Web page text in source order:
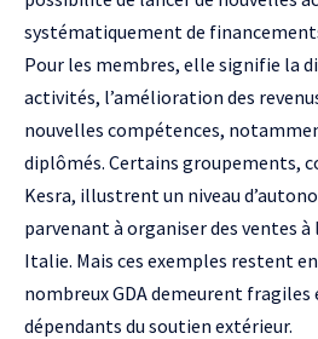
systématiquement de
Pour les membres, elle signifie la
activités, l’amélioration des
nouvelles compétences,
diplômés. Certains groupements,
Kesra, illustrent un niveau
parvenant à organiser des ventes
Italie. Mais ces exemples restent
nombreux GDA demeurent
dépendants du soutien extérieur.